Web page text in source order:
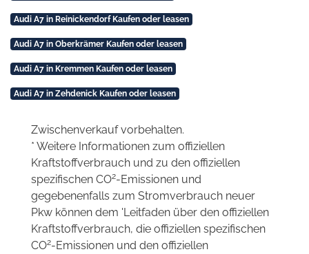
Audi A7 in Reinickendorf Kaufen oder leasen
Audi A7 in Oberkrämer Kaufen oder leasen
Audi A7 in Kremmen Kaufen oder leasen
Audi A7 in Zehdenick Kaufen oder leasen
Zwischenverkauf vorbehalten.
* Weitere Informationen zum offiziellen
Kraftstoffverbrauch und zu den offiziellen
spezifischen CO2-Emissionen und
gegebenenfalls zum Stromverbrauch neuer
Pkw können dem 'Leitfaden über den offiziellen
Kraftstoffverbrauch, die offiziellen spezifischen
CO2-Emissionen und den offiziellen